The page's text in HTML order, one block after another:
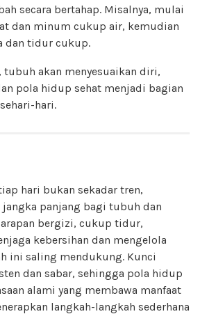
secara bertahap. Misalnya, mulai
dan minum cukup air, kemudian
dan tidur cukup.
tubuh akan menyesuaikan diri,
pola hidup sehat menjadi bagian
hari.
hari bukan sekadar tren,
panjang bagi tubuh dan
bergizi, cukup tidur,
kebersihan dan mengelola
ini saling mendukung. Kunci
dan sabar, sehingga pola hidup
alami yang membawa manfaat
langkah-langkah sederhana